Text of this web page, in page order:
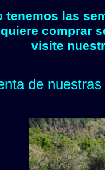
tenemos las
quiere comprar
visite
de